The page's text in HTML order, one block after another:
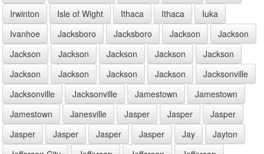
Irwinton
Isle of Wight Ithaca Ithaca
Iuka
Ivanhoe
Jacksboro Jacksboro Jackson
Jackson
Jackson
Jackson Jackson Jackson
Jackson
Jackson
Jackson Jackson Jackson
Jacksonville
Jacksonville
Jacksonville Jamestown
Jamestown
Jamestown
Janesville Jasper Jasper
Jasper
Jasper
Jasper Jasper Jasper Jay
Jayton